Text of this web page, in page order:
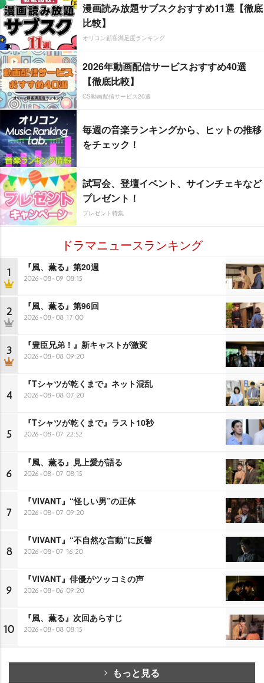
漫画読み放題サブスクおすすめ11選【徹底
比較】
オリコン顧客満足度ランキング
2026年動画配信サービスおすすめ40選
【徹底比較】
CS動画配信サービス20選
毎週の音楽ランキングから、ヒットの推移
をチェック！
試写会、登壇イベント、サインチェキなど
プレゼント！
プレゼント特集
ドラマニュースランキング
1 『風、薫る』第20週
2026-08-09 08:15
2 『風、薫る』第96回
2026-08-08 17:00
3 『豊臣兄弟！』新キャストが激変
2026-08-08 09:20
4
『Tシャツが乾くまで』ネット混乱
2026-08-08 07:20
5
『Tシャツが乾くまで』ラスト10秒
2026-08-07 22:52
6
『風、薫る』見上愛が語る
2026-08-07 08:15
7
『VIVANT』“怪しい男”の正体
2026-08-07 09:20
8
『VIVANT』“不自然な言動”に反響
2026-08-07 16:20
9
『VIVANT』俳優がツッコミの声
2026-08-06 09:20
10
『風、薫る』次回あらすじ
2026-08-08 08:15
もっと見る